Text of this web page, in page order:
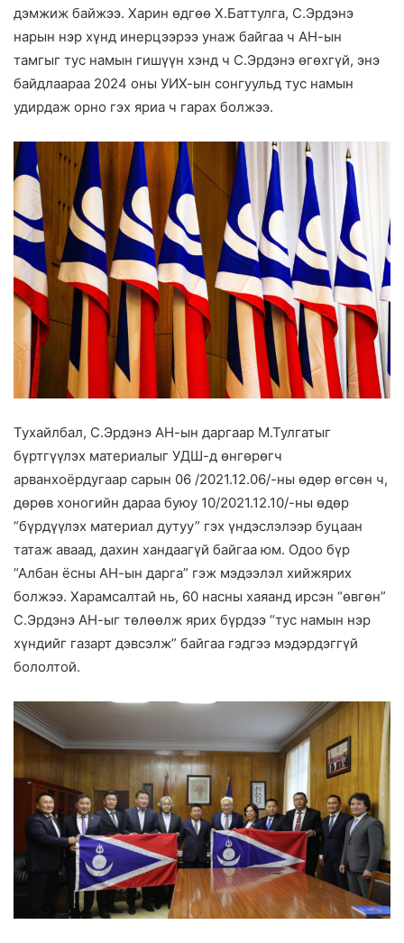
дэмжиж байжээ. Харин өдгөө Х.Баттулга, С.Эрдэнэ
нарын нэр хүнд инерцээрээ унаж байгаа ч АН-ын
тамгыг тус намын гишүүн хэнд ч С.Эрдэнэ өгөхгүй, энэ
байдлаараа 2024 оны УИХ-ын сонгуульд тус намын
удирдаж орно гэх яриа ч гарах болжээ.
Тухайлбал, С.Эрдэнэ АН-ын даргаар М.Тулгатыг
бүртгүүлэх материалыг УДШ-д өнгөрөгч
арванхоёрдугаар сарын 06 /2021.12.06/-ны өдөр өгсөн ч,
дөрөв хоногийн дараа буюу 10/2021.12.10/-ны өдөр
“бүрдүүлэх материал дутуу” гэх үндэслэлээр буцаан
татаж аваад, дахин хандаагүй байгаа юм. Одоо бүр
“Албан ёсны АН-ын дарга” гэж мэдээлэл хийжярих
болжээ. Харамсалтай нь, 60 насны хаяанд ирсэн “өвгөн”
С.Эрдэнэ АН-ыг төлөөлж ярих бүрдээ “тус намын нэр
хүндийг газарт дэвсэлж” байгаа гэдгээ мэдэрдэггүй
бололтой.